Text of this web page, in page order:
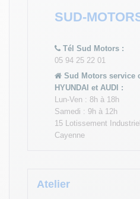
SUD-
Tél Sud Motors :
05 94 25 22 01
Sud Motors service
HYUNDAI et AUDI :
Lun-Ven : 8h à 18h
Samedi : 9h à 12h
15 Lotissement
Cayenne
Atelier